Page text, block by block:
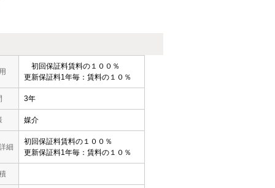
初回保証料賃料の１００％
更新保証料1年毎：賃料の１０％
3年
媒介
細
初回保証料賃料の１００％
更新保証料1年毎：賃料の１０％